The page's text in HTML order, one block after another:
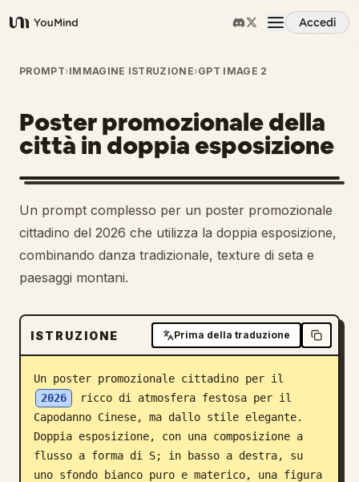
YouMind
Accedi
Panoramica
Casi d'uso
Abilità
Prompt
Prezzi
Scarica
Blog
Aggiornamenti
PROMPT›IMMAGINE ISTRUZIONE›GPT IMAGE 2
Poster promozionale della
città in doppia esposizione
Un prompt complesso per un poster promozionale
cittadino del 2026 che utilizza la doppia esposizione,
combinando danza tradizionale, texture di seta e
paesaggi montani.
ISTRUZIONE Prima della traduzione
Un poster promozionale cittadino per il
2026
ricco di atmosfera festosa per il
Capodanno Cinese, ma dallo stile elegante.
Doppia esposizione, con una composizione a
flusso a forma di S; in basso a destra, su
uno sfondo bianco puro e materico, una figura